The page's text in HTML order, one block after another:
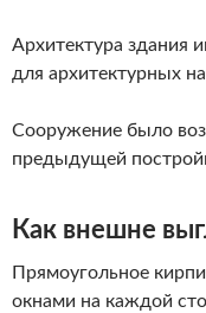
Архитектура здания
для архитектурных
Сооружение было
предыдущей
Как внешне
Прямоугольное
окнами на каждой